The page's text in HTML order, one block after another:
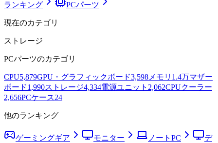
ランキング PCパーツ
現在のカテゴリ
ストレージ
PCパーツのカテゴリ
CPU5,879GPU・グラフィックボード3,598メモリ 1.4万マザー
ボード1,990ストレージ4,334電源ユニット 2,062CPUクーラー
2,656PCケース24
他のランキング
ゲーミングギア モニター ノートPC
デ